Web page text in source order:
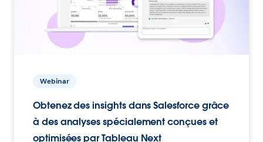
Webinar
Obtenez des insights dans Salesforce grâce
à des analyses spécialement conçues et
optimisées par Tableau Next